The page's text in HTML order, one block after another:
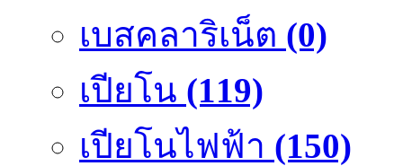
เบสคลาริเน็ต (0)
เปียโน (119)
เปียโนไฟฟ้า (150)